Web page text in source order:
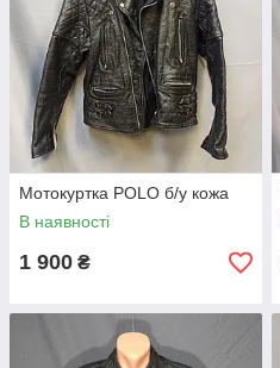
Мотокуртка POLO б/у кожа
В наявності
1 900 ₴